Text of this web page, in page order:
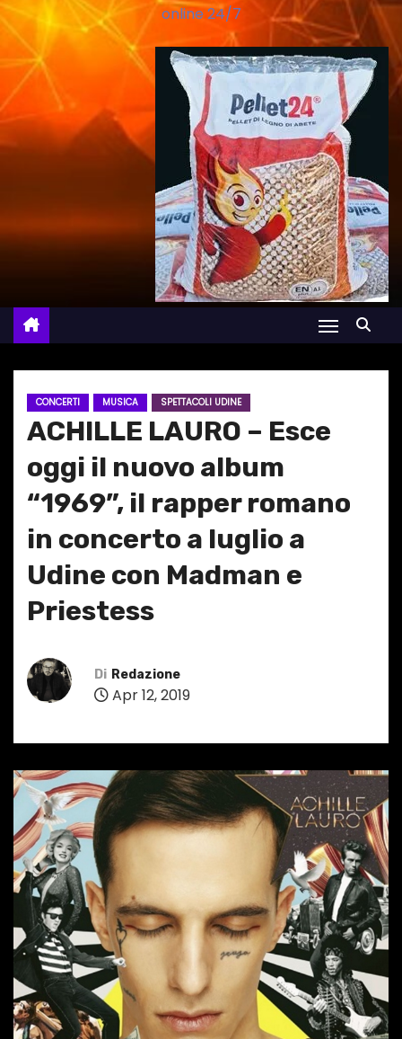
online 24/7
CONCERTI MUSICA SPETTACOLI UDINE
ACHILLE LAURO – Esce
oggi il nuovo album
“1969”, il rapper romano
in concerto a luglio a
Udine con Madman e
Priestess
Di Redazione
Apr 12, 2019